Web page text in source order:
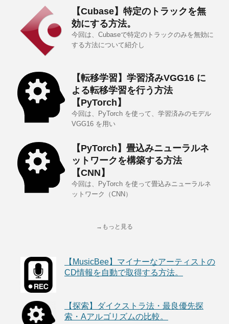
【Cubase】特定のトラックを無
効にする方法。
今回は、Cubaseで特定のトラックのみを無効に
する方法について紹介し
【転移学習】学習済みVGG16 に
よる転移学習を行う方法
【PyTorch】
今回は、PyTorch を使って、学習済みのモデル
VGG16 を用い
【PyTorch】畳込みニューラルネ
ットワークを構築する方法
【CNN】
今回は、PyTorch を使って畳込みニューラルネ
ットワーク（CNN）
→もっと見る
【MusicBee】マイナーなアーティストの
CD情報を自動で取得する方法。
【探索】ダイクストラ法・最良優先探
索・Aアルゴリズムの比較。